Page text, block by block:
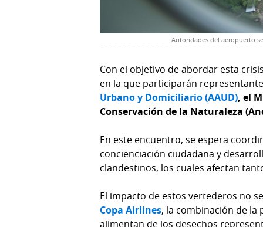
Autoridades del aeropuerto
Con el objetivo de abordar esta
en la que participarán
Urbano y Domiciliario (AAUD), el
Conservación de la Naturaleza
En este encuentro, se espera
concienciación ciudadana y
clandestinos, los cuales afectan
El impacto de estos vertederos no
Copa Airlines, la combinación de la
alimentan de los desechos